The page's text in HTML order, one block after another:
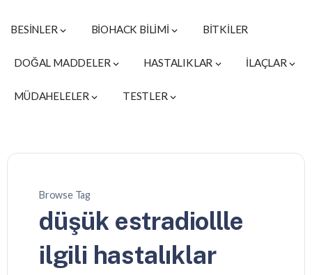
BESİNLER BİOHACK BİLİMİ BİTKİLER
DOĞAL MADDELER HASTALIKLAR İLAÇLAR
MÜDAHELELER TESTLER
Browse Tag
düşük estradiollle
ilgili hastalıklar